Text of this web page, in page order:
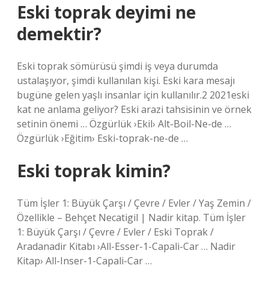
Eski toprak deyimi ne
demektir?
Eski toprak sömürüsü şimdi iş veya durumda
ustalaşıyor, şimdi kullanılan kişi. Eski kara mesajı
bugüne gelen yaşlı insanlar için kullanılır.2 2021eski
kat ne anlama geliyor? Eski arazi tahsisinin ve örnek
setinin önemi … Özgürlük ›Ekil› Alt-Boil-Ne-de …
Özgürlük ›Eğitim› Eski-toprak-ne-de …
Eski toprak kimin?
Tüm İşler 1: Büyük Çarşı / Çevre / Evler / Yaş Zemin /
Özellikle – Behçet Necatigil | Nadir kitap. Tüm İşler
1: Büyük Çarşı / Çevre / Evler / Eski Toprak /
Aradanadir Kitabı ›All-Esser-1-Capali-Car … Nadir
Kitap› All-Inser-1-Capali-Car …